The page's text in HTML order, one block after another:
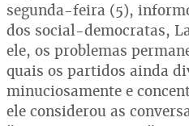
segunda-feira (5),
dos social-democratas,
ele, os problemas
quais os partidos ainda
minuciosamente e
ele considerou as